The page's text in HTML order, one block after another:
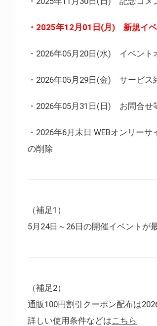
・2025年12月01日(月) 新規イ
・2026年05月20日(水) イベント
・2026年05月29日(金) サービス
・2026年05月31日(日) お問合せ
・2026年6月末日 WEBオンリー
の削除
（補足1）
5月24日～26日の開催イベントが
（補足2）
通販100円割引クーポン配布は
詳しい使用条件などはこちら